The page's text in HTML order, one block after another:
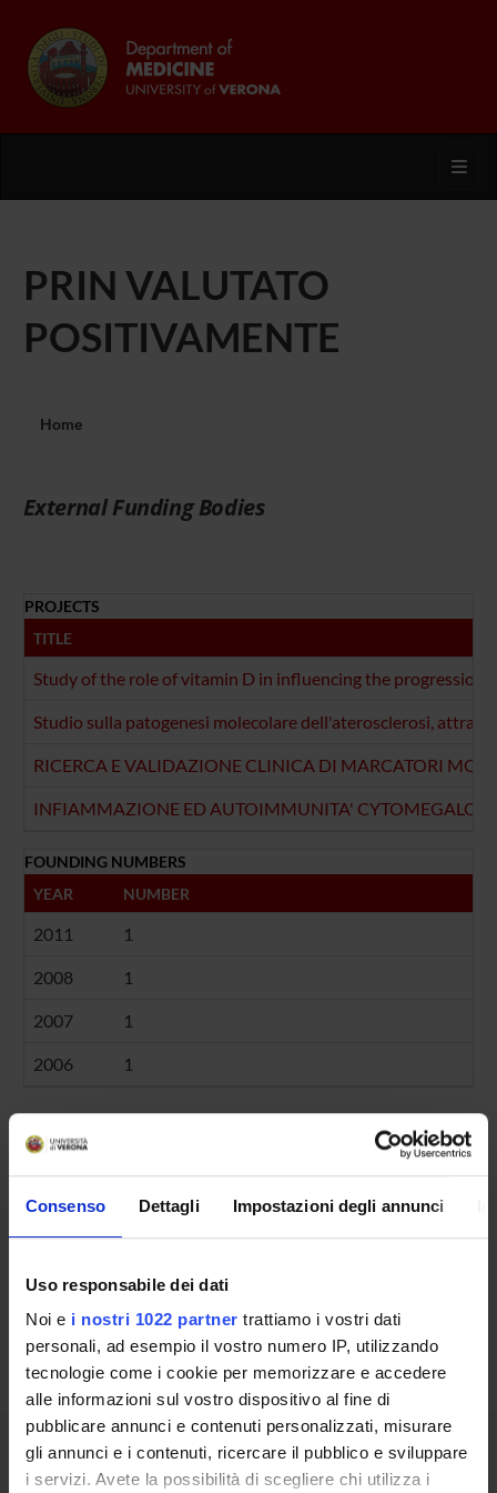
Consenso Dettagli Impostazioni degli annunci
Uso responsabile dei dati
Noi e i nostri 1022 partner trattiamo i vostri dati
personali, ad esempio il vostro numero IP, utilizzando
tecnologie come i cookie per memorizzare e accedere
alle informazioni sul vostro dispositivo al fine di
pubblicare annunci e contenuti personalizzati, misurare
gli annunci e i contenuti, ricercare il pubblico e sviluppare
i servizi. Avete la possibilità di scegliere chi utilizza i
PRIN VALUTATO
POSITIVAMENTE
Home
External Funding Bodies
PROJECTS
TITLE
Study of the role of vitamin D in influencing the progression
Studio sulla patogenesi molecolare dell'aterosclerosi,
RICERCA E VALIDAZIONE CLINICA DI MARCATORI
INFIAMMAZIONE ED AUTOIMMUNITA'
FOUNDING NUMBERS
YEAR
NUMBER
2011 1
2008 1
2007 1
2006 1
Contacts
People
Calendar
Share